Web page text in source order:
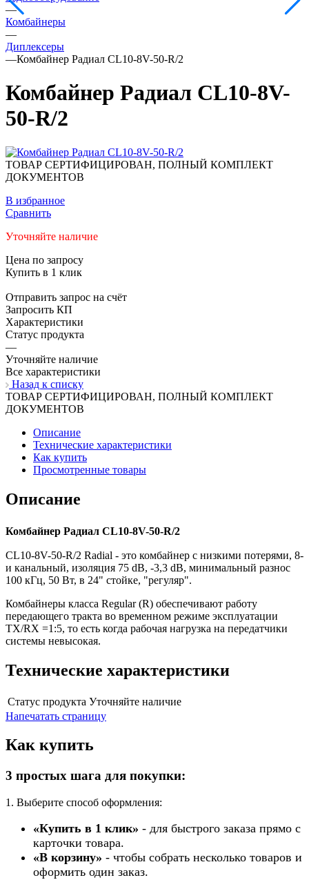
—
Комбайнеры
—
Диплексеры
—Комбайнер Радиал CL10-8V-50-R/2
Комбайнер Радиал CL10-8V-
50-R/2
ТОВАР СЕРТИФИЦИРОВАН, ПОЛНЫЙ КОМПЛЕКТ
ДОКУМЕНТОВ
В избранное
Сравнить
Уточняйте наличие
Цена по запросу
Купить в 1 клик
Отправить запрос на счёт
Запросить КП
Характеристики
Статус продукта
—
Уточняйте наличие
Все характеристики
Назад к списку
ТОВАР СЕРТИФИЦИРОВАН, ПОЛНЫЙ КОМПЛЕКТ
ДОКУМЕНТОВ
Описание
Технические характеристики
Как купить
Просмотренные товары
Описание
Комбайнер Радиал CL10-8V-50-R/2
CL10-8V-50-R/2 Radial - это комбайнер с низкими потерями, 8-
и канальный, изоляция 75 dB, -3,3 dB, минимальный разнос
100 кГц, 50 Вт, в 24" стойке, "регуляр".
Комбайнеры класса Regular (R) обеспечивают работу
передающего тракта во временном режиме эксплуатации
TX/RX =1:5, то есть когда рабочая нагрузка на передатчики
системы невысокая.
Технические характеристики
Статус продукта Уточняйте наличие
Напечатать страницу
Как купить
3 простых шага для покупки:
1. Выберите способ оформления:
«Купить в 1 клик» - для быстрого заказа прямо с
карточки товара.
«В корзину» - чтобы собрать несколько товаров и
оформить один заказ.